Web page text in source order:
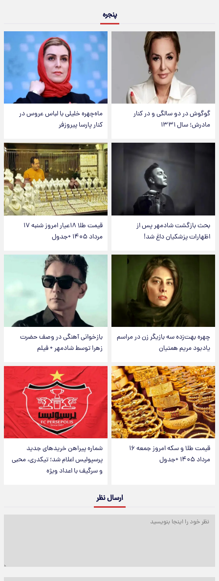
پنجره
گوگوش در دو سالگی و در کنار
مادرش؛ سال ۱۳۳۱
ماه‌چهره خلیلی با لباس عروس در
کنار پارسا پیروزفر
بحث بازگشت شادمهر پس از
اظهارات پزشکیان داغ شد!
قیمت طلا ۱۸عیار امروز شنبه ۱۷
مرداد ۱۴۰۵ +جدول
چهره بهت‌زده سه بازیگر زن در مراسم
یادبود مریم همتیان
بازخوانی آهنگی در وصف حضرت
زهرا توسط شادمهر + فیلم
قیمت طلا و سکه امروز جمعه ۱۶
مرداد ۱۴۰۵ +جدول
شماره پیراهن خریدهای جدید
پرسپولیس اعلام شد؛ تیکدری، محبی
و سرگیف با اعداد ویژه
ارسال نظر